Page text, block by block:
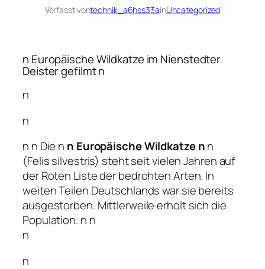
Verfasst vontechnik_a6hss33ainUncategorized
n Europäische Wildkatze im Nienstedter
Deister gefilmt n
n
n
n n Die n n Europäische Wildkatze nn
(Felis silvestris) steht seit vielen Jahren auf
der Roten Liste der bedrohten Arten. In
weiten Teilen Deutschlands war sie bereits
ausgestorben. Mittlerweile erholt sich die
Population. n n
n
n